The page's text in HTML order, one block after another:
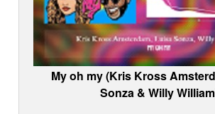
My oh my (Kris Kross
Sonza & Willy